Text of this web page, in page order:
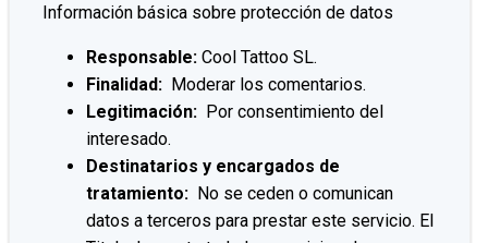
Información básica sobre protección de datos
Responsable: Cool Tattoo SL.
Finalidad: Moderar los comentarios.
Legitimación: Por consentimiento del
interesado.
Destinatarios y encargados de
tratamiento: No se ceden o comunican
datos a terceros para prestar este servicio. El